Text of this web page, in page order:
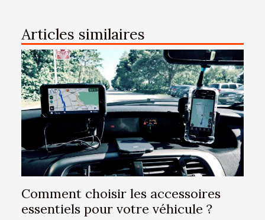
Articles similaires
Comment choisir les accessoires
essentiels pour votre véhicule ?